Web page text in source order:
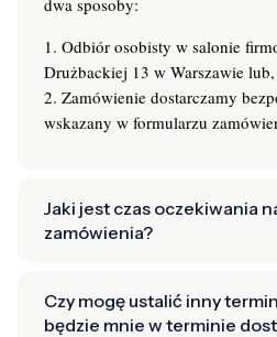
1. Odbiór osobisty w salonie
Drużbackiej 13 w Warszawie lub,
2. Zamówienie dostarczamy
wskazany w formularzu
Jaki jest czas oczekiwania
zamówienia?
Czy mogę ustalić inny
będzie mnie w terminie